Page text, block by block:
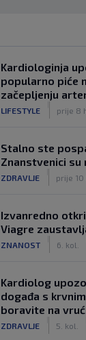
Kardiologinja
popularno piće
začepljenju
LIFESTYLE prije 8
Stalno ste
Znanstvenici
ZDRAVLJE prije 10
Izvanredno
Viagre
ZNANOST 6. kol.
Kardiolog
događa s
boravite na
ZDRAVLJE 5. kol.